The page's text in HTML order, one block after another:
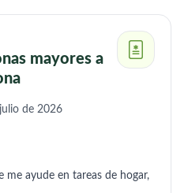
mayores a
de 2026
me ayude en tareas de hogar,